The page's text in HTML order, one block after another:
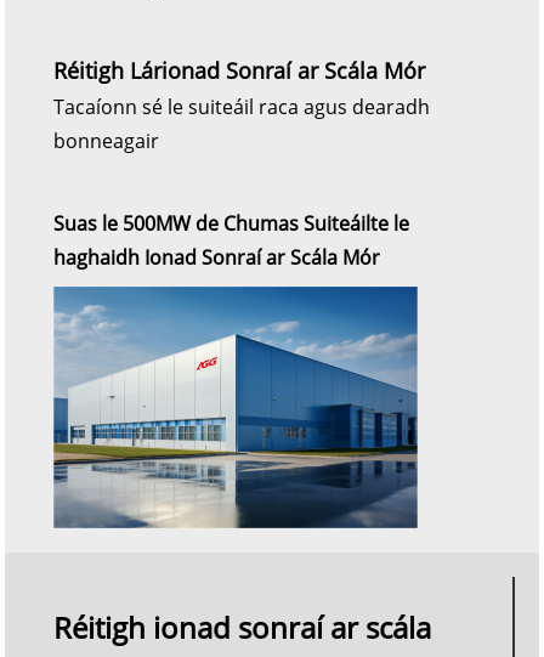
Réitigh Lárionad Sonraí ar Scála Mór
Tacaíonn sé le suiteáil raca agus dearadh
bonneagair
Suas le 500MW de Chumas Suiteáilte le
haghaidh Ionad Sonraí ar Scála Mór
Réitigh ionad sonraí ar scála